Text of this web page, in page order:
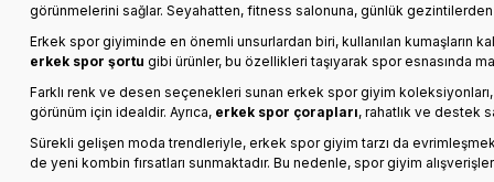
görünmelerini sağlar. Seyahatten, fitness salonuna, günlük gezintilerden
Erkek spor giyiminde en önemli unsurlardan biri, kullanılan kumaşların
erkek spor şortu gibi ürünler, bu özellikleri taşıyarak spor esnasında
Farklı renk ve desen seçenekleri sunan erkek spor giyim koleksiyonları,
görünüm için idealdir. Ayrıca, erkek spor çorapları, rahatlık ve destek
Sürekli gelişen moda trendleriyle, erkek spor giyim tarzı da
de yeni kombin fırsatları sunmaktadır. Bu nedenle, spor giyim